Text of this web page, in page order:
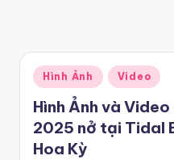
Posted
in
Hình Ảnh Video
Hình Ảnh và
2025 nở tại Tidal
Hoa Kỳ